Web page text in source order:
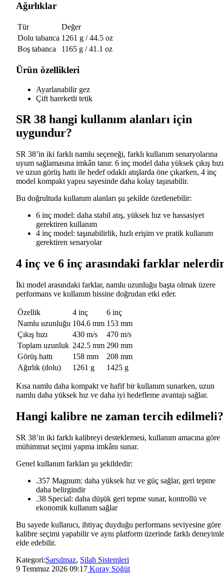
Ağırlıklar
Tür
Değer
Dolu tabanca 1261 g / 44.5 oz
Boş tabanca
1165 g / 41.1 oz
Ürün özellikleri
Ayarlanabilir gez
Çift hareketli tetik
SR 38 hangi kullanım alanları için
uygundur?
SR 38’in iki farklı namlu seçeneği, farklı kullanım senaryolarına
uyum sağlamasına imkân tanır. 6 inç model daha yüksek çıkış hızı
ve uzun görüş hattı ile hedef odaklı atışlarda öne çıkarken, 4 inç
model kompakt yapısı sayesinde daha kolay taşınabilir.
Bu doğrultuda kullanım alanları şu şekilde özetlenebilir:
6 inç model: daha stabil atış, yüksek hız ve hassasiyet
gerektiren kullanım
4 inç model: taşınabilirlik, hızlı erişim ve pratik kullanım
gerektiren senaryolar
4 inç ve 6 inç arasındaki farklar
İki model arasındaki farklar, namlu uzunluğu başta olmak üzere
performans ve kullanım hissine doğrudan etki eder.
Özellik 4 inç
6 inç
Namlu uzunluğu 104.6 mm 153 mm
Çıkış hızı
430 m/s
470 m/s
Toplam uzunluk 242.5 mm 290 mm
Görüş hattı
158 mm
208 mm
Ağırlık (dolu)
1261 g 1425 g
Kısa namlu daha kompakt ve hafif bir kullanım sunarken, uzun
namlu daha yüksek hız ve daha iyi hedefleme avantajı sağlar.
Hangi kalibre ne zaman tercih edilmeli?
SR 38’in iki farklı kalibreyi desteklemesi, kullanım amacına göre
mühimmat seçimi yapma imkânı sunar.
Genel kullanım farkları şu şekildedir:
.357 Magnum: daha yüksek hız ve güç sağlar, geri tepme
daha belirgindir
.38 Special: daha düşük geri tepme sunar, kontrollü ve
ekonomik kullanım sağlar
Bu sayede kullanıcı, ihtiyaç duyduğu performans seviyesine göre
kalibre seçimi yapabilir ve aynı platform üzerinde farklı
elde edebilir.
Kategori:Sarsılmaz, Silah Sistemleri
9 Temmuz 2026 09:17 Koray Söğüt